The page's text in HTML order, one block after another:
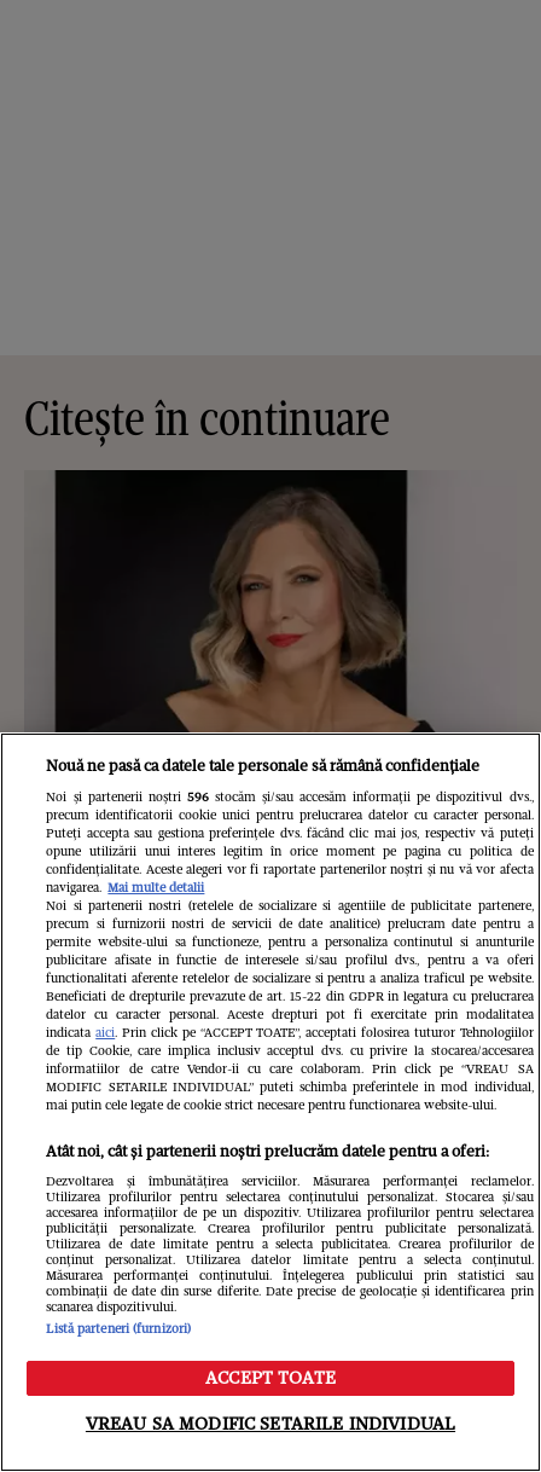
Citește în continuare
Romanița Iovan, dezvăluiri
emoționante despre cele mai grele
momente din carieră: "Succesul nu
este o destinație, ci un proces. Am
învățat să nu mă mai tem de greșeli"
/ EXCLUSIV
Meniu Caută
Nouă ne pasă ca datele tale personale să rămână confidențiale
Noi și partenerii noștri 596stocăm și/sau accesăm informații pe dispozitivul dvs.,
precum identificatorii cookie unici pentru prelucrarea datelor cu caracter personal.
Puteți accepta sau gestiona preferințele dvs. făcând clic mai jos, respectiv vă puteți
opune utilizării unui interes legitim în orice moment pe pagina cu politica de
confidențialitate. Aceste alegeri vor fi raportate partenerilor noștri și nu vă vor afecta
navigarea. Mai multe detalii
Noi si partenerii nostri (retelele de socializare si agentiile de publicitate partenere,
precum si furnizorii nostri de servicii de date analitice) prelucram date pentru a
permite website-ului sa functioneze, pentru a personaliza continutul si anunturile
publicitare afisate in functie de interesele si/sau profilul dvs., pentru a va oferi
functionalitati aferente retelelor de socializare si pentru a analiza traficul pe website.
Beneficiati de drepturile prevazute de art. 15-22 din GDPR in legatura cu prelucrarea
datelor cu caracter personal. Aceste drepturi pot fi exercitate prin modalitatea
indicataaici. Prin click pe “ACCEPT TOATE”, acceptati folosirea tuturor Tehnologiilor
de tip Cookie, care implica inclusiv acceptul dvs. cu privire la stocarea/accesarea
informatiilor de catre Vendor-ii cu care colaboram. Prin click pe “VREAU SA
MODIFIC SETARILE INDIVIDUAL” puteti schimba preferintele in mod individual,
mai putin cele legate de cookie strict necesare pentru functionarea website-ului.
Atât noi, cât și partenerii noștri prelucrăm datele pentru a oferi:
Dezvoltarea și îmbunătățirea serviciilor. Măsurarea performanței reclamelor.
Utilizarea profilurilor pentru selectarea conținutului personalizat. Stocarea și/sau
accesarea informațiilor de pe un dispozitiv. Utilizarea profilurilor pentru selectarea
publicității personalizate. Crearea profilurilor pentru publicitate personalizată.
Utilizarea de date limitate pentru a selecta publicitatea. Crearea profilurilor de
conținut personalizat. Utilizarea datelor limitate pentru a selecta conținutul.
Măsurarea performanței conținutului. Înțelegerea publicului prin statistici sau
combinații de date din surse diferite. Date precise de geolocație și identificarea prin
scanarea dispozitivului.
Listă parteneri (furnizori)
ACCEPT TOATE
VREAU SA MODIFIC SETARILE INDIVIDUAL